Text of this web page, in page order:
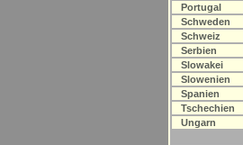
Portugal
Schweden
Schweiz
Serbien
Slowakei
Slowenien
Spanien
Tschechien
Ungarn